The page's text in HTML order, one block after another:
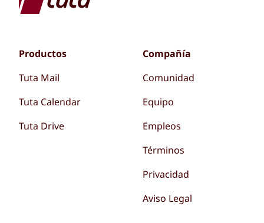
Productos
Tuta Mail
Tuta Calendar
Tuta Drive
Compañía
Comunidad
Equipo
Empleos
Términos
Privacidad
Aviso Legal